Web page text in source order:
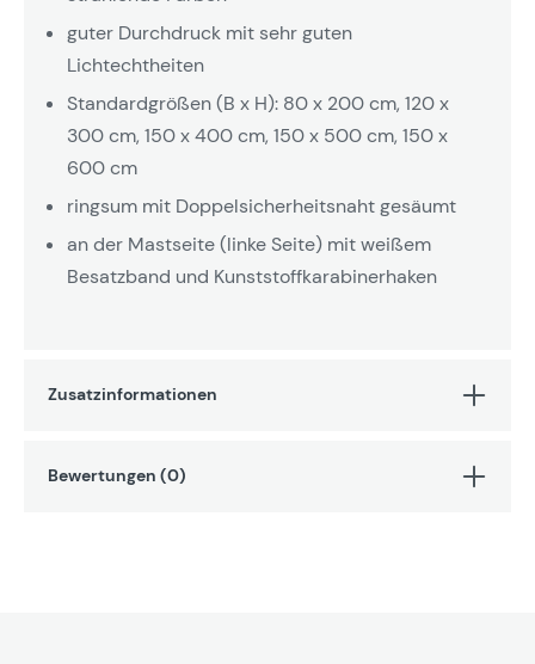
guter Durchdruck mit sehr guten
Lichtechtheiten
Standardgrößen (B x H): 80 x 200 cm, 120 x
300 cm, 150 x 400 cm, 150 x 500 cm, 150 x
600 cm
ringsum mit Doppelsicherheitsnaht gesäumt
an der Mastseite (linke Seite) mit weißem
Besatzband und Kunststoffkarabinerhaken
Zusatzinformationen
Bewertungen (0)